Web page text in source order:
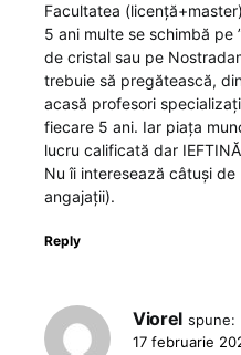
Facultatea
5 ani multe se schimbă pe
de cristal sau pe
trebuie să pregătească,
acasă profesori
fiecare 5 ani. Iar piața
lucru calificată dar
Nu îi interesează câtuși
angajații).
Reply
Viorel spune:
17 februarie